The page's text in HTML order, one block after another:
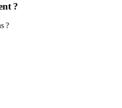
?
?